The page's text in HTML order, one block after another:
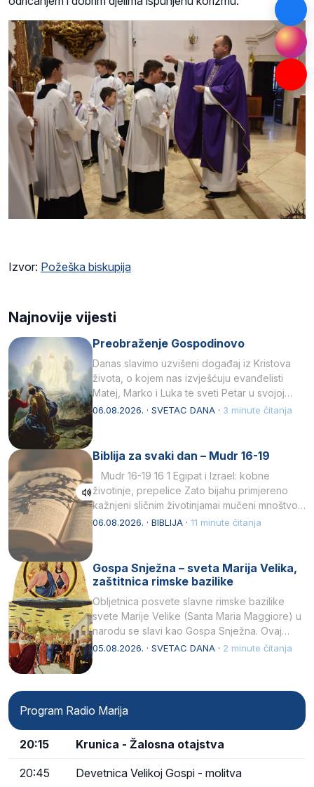
Izvor: Požeška biskupija
Najnovije vijesti
Preobraženje Gospodinovo
Danas slavimo uzvišeni događaj iz Kristova
života, o kojem nas izvješćuju evanđelisti
Matej, Marko i Luka te sveti Petar u svojoj
drugoj…
06.08.2026. · SVETAC DANA · 3 minute čitanja
Biblija za svaki dan – Mudr 16-19
Mudr 16-19 16 1 Egipat i Izrael: kobne
životinje, prepelice Zato bijahu primjereno
kažnjeni sličnim životinjamai mučeni mnoštvom
kukaca.2 A narod…
06.08.2026. · BIBLIJA · 11 minute čitanja
Gospa Snježna – sveta Marija Velika,
zaštitnica rimske bazilike
Obljetnica posvete slavne rimske bazilike
svete Marije Velike (Santa Maria Maggiore) u
narodu se slavi kao Gospa Snježna. Ovaj
naziv, Sancta Maria…
05.08.2026. · SVETAC DANA · 2 minute čitanja
Program Radio Marija
20:15 Krunica - Žalosna otajstva
20:45 Devetnica Velikoj Gospi - molitva